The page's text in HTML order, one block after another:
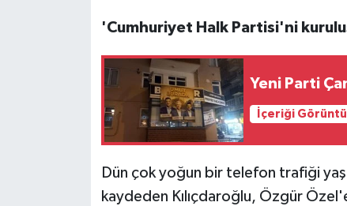
'Cumhuriyet Halk Partisi'ni
Yeni Parti
İçeriği
Dün çok yoğun bir telefon trafiği
kaydeden Kılıçdaroğlu, Özgür